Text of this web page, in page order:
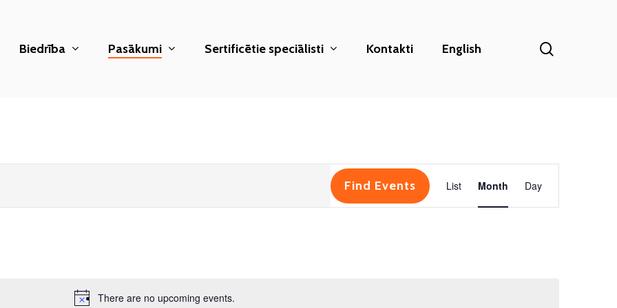
Biedrība Pasākumi Sertificētie speciālisti Kontakti English
There are no upcoming events.
Find Events
Event
Views
List Month Day